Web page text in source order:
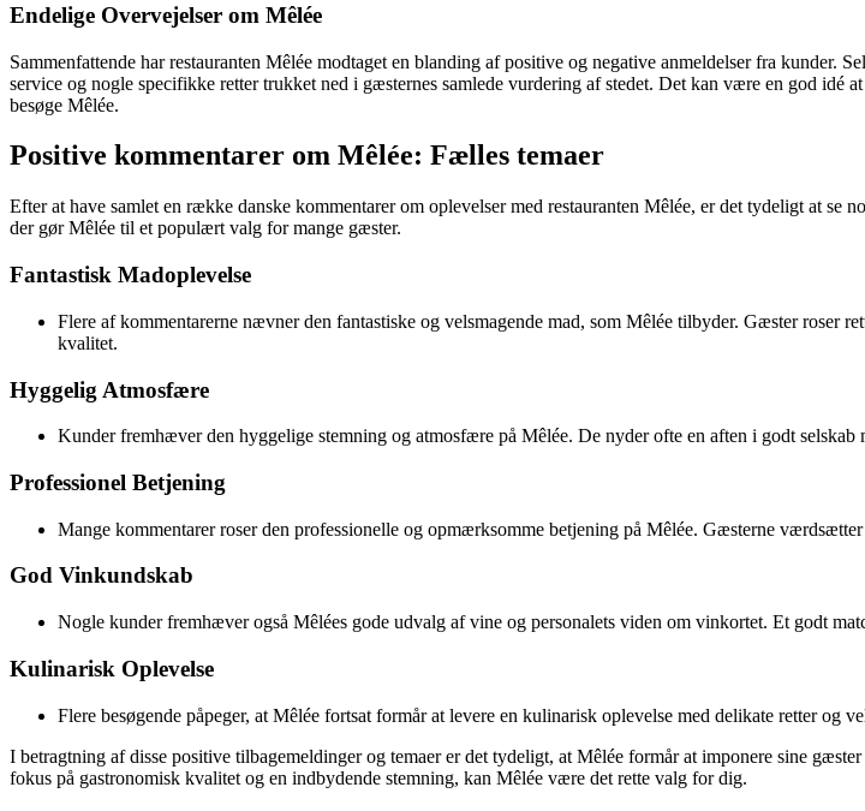
Endelige Overvejelser om Mêlée
Sammenfattende har restauranten Mêlée modtaget en blanding af positive og negative anmeldelser fra
service og nogle specifikke retter trukket ned i gæsternes samlede vurdering af stedet. Det kan være en god idé
besøge Mêlée.
Positive kommentarer om Mêlée: Fælles temaer
Efter at have samlet en række danske kommentarer om oplevelser med restauranten Mêlée, er det tydeligt at
der gør Mêlée til et populært valg for mange gæster.
Fantastisk Madoplevelse
Flere af kommentarerne nævner den fantastiske og velsmagende mad, som Mêlée tilbyder. Gæster roser
kvalitet.
Hyggelig Atmosfære
Kunder fremhæver den hyggelige stemning og atmosfære på Mêlée. De nyder ofte en aften i godt
Professionel Betjening
Mange kommentarer roser den professionelle og opmærksomme betjening på Mêlée. Gæsterne
God Vinkundskab
Nogle kunder fremhæver også Mêlées gode udvalg af vine og personalets viden om vinkortet. Et godt
Kulinarisk Oplevelse
Flere besøgende påpeger, at Mêlée fortsat formår at levere en kulinarisk oplevelse med delikate retter og
I betragtning af disse positive tilbagemeldinger og temaer er det tydeligt, at Mêlée formår at imponere sine
fokus på gastronomisk kvalitet og en indbydende stemning, kan Mêlée være det rette valg for dig.